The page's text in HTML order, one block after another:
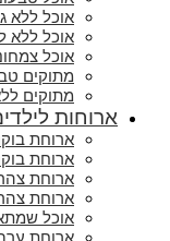
אוכל ללא
אוכל ללא
אוכל
מתוקים
מתוקים
ארוחות
ארוחת
ארוחת
ארוחת
ארוחת
אוכל
ארוחת